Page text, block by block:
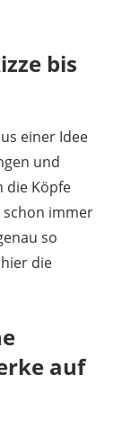
bis
einer Idee
und
die Köpfe
immer
so
die
auf